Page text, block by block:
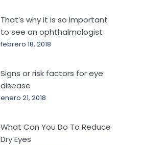
That’s why it is so important
to see an ophthalmologist
febrero 18, 2018
Signs or risk factors for eye
disease
enero 21, 2018
What Can You Do To Reduce
Dry Eyes